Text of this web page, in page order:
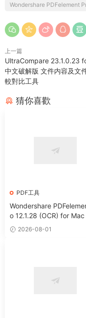
Wondershare PDFelement
上一篇
UltraCompare 23.1.0.23
中文破解版 文件内容及文
較對比工具
猜你喜歡
PDF工具
Wondershare
o 12.1.28 (OCR) for Mac
版 PDF編輯注釋轉換工具
2026-08-01